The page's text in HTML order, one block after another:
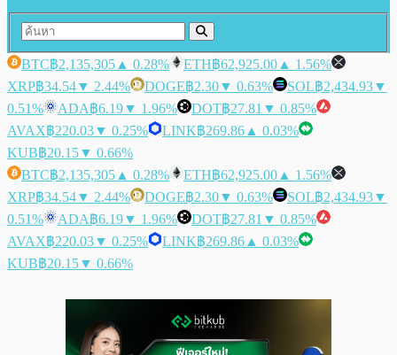
BTC฿2,135,305 ▲ 0.28% ETH฿62,925.00 ▲ 1.56%
XRP฿34.54▼ 2.44% DOGE฿2.30▼ 0.63% SOL฿2,434.93▼
0.51%
ADA฿6.19▼ 1.96% DOT฿27.81 ▼ 0.85%
AVAX฿220.03▼ 0.25% LINK฿269.86 ▲ 0.03%
KUB฿20.15▼ 0.66%
BTC฿2,135,305 ▲ 0.28% ETH฿62,925.00 ▲ 1.56%
XRP฿34.54▼ 2.44% DOGE฿2.30▼ 0.63% SOL฿2,434.93▼
0.51%
ADA฿6.19▼ 1.96% DOT฿27.81 ▼ 0.85%
AVAX฿220.03▼ 0.25% LINK฿269.86 ▲ 0.03%
KUB฿20.15▼ 0.66%